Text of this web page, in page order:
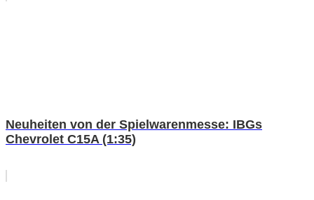
Neuheiten von der Spielwarenmesse: IBGs
Chevrolet C15A (1:35)